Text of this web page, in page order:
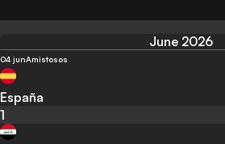
June 2026
04 junAmistosos
España
1